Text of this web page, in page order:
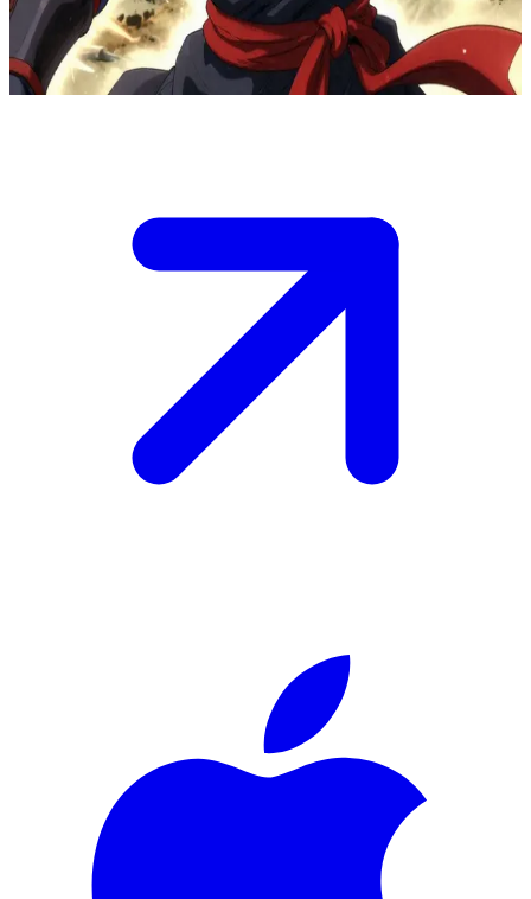
너지가 실선처럼 요동치는 가운데, 전투 태세를 갖추고 당신을
맞이합니다.
Show more